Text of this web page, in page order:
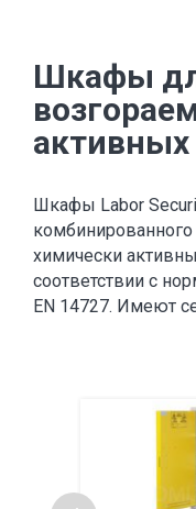
Шкафы
Шкафы Labor
химически
соответствии с
EN 14727. Имеют